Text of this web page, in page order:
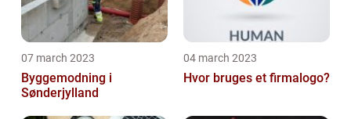
07 march 2023
Byggemodning i
Sønderjylland
04 march 2023
Hvor bruges et firmalogo?